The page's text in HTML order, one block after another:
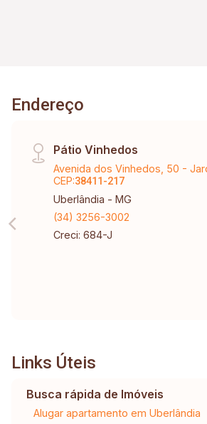
Endereço
Pátio Vinhedos
Avenida dos Vinhedos, 50 -
CEP:38411-217
Uberlândia - MG
(34) 3256-3002
Creci: 684-J
Links Úteis
Busca rápida de Imóveis
Alugar apartamento em Uberlândia